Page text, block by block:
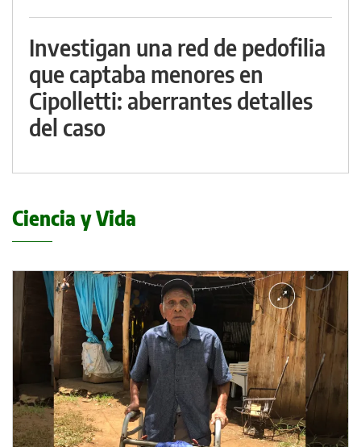
Investigan una red de pedofilia
que captaba menores en
Cipolletti: aberrantes detalles
del caso
Ciencia y Vida